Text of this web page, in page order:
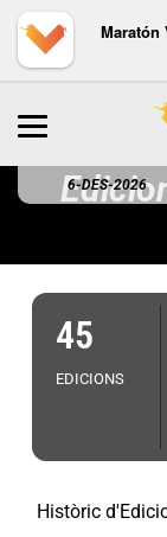
Maratón
6-DES-2026
45
EDICIONS
Històric